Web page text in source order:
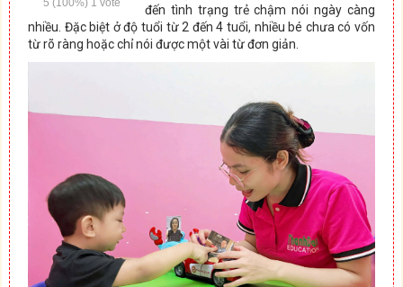
5 (100%) 1 vote
đến tình trạng trẻ chậm nói ngày càng
nhiều. Đặc biệt ở độ tuổi từ 2 đến 4 tuổi, nhiều bé chưa có vốn
từ rõ ràng hoặc chỉ nói được một vài từ đơn giản.